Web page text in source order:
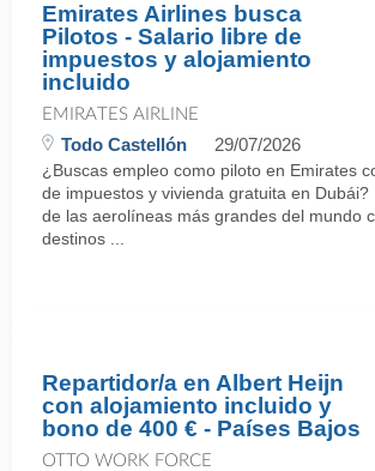
Emirates Airlines busca
Pilotos - Salario libre de
impuestos y alojamiento
incluido
EMIRATES AIRLINE
Todo Castellón 29/07/2026
¿Buscas empleo como piloto en Emirates
de impuestos y vivienda gratuita en Dubái?
de las aerolíneas más grandes del mundo
destinos ...
Repartidor/a en Albert Heijn
con alojamiento incluido y
bono de 400 € - Países Bajos
OTTO WORK FORCE